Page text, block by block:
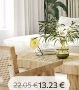
22.05€13 .23€